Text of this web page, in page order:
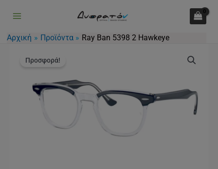
περιεχόμενο
Αρχική Προϊόντα Ray Ban 5398 2 Hawkeye
Προσφορά!price
140.00€.είναι:
105.00€.
Hawkeye
2
ποσότητα